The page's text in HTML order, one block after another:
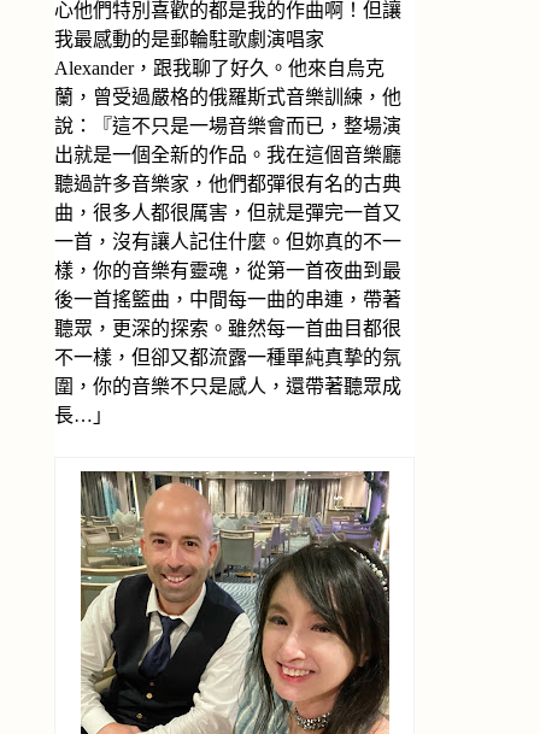
心他們特別喜歡的都是我的作曲啊！但讓
我最感動的是郵輪駐歌劇演唱家
Alexander，跟我聊了好久。他來自烏克
蘭，曾受過嚴格的俄羅斯式音樂訓練，他
說：『這不只是一場音樂會而已，整場演
出就是一個全新的作品。我在這個音樂廳
聽過許多音樂家，他們都彈很有名的古典
曲，很多人都很厲害，但就是彈完一首又
一首，沒有讓人記住什麼。但妳真的不一
樣，你的音樂有靈魂，從第一首夜曲到最
後一首搖籃曲，中間每一曲的串連，帶著
聽眾，更深的探索。雖然每一首曲目都很
不一樣，但卻又都流露一種單純真摯的氛
圍，你的音樂不只是感人，還帶著聽眾成
長…」